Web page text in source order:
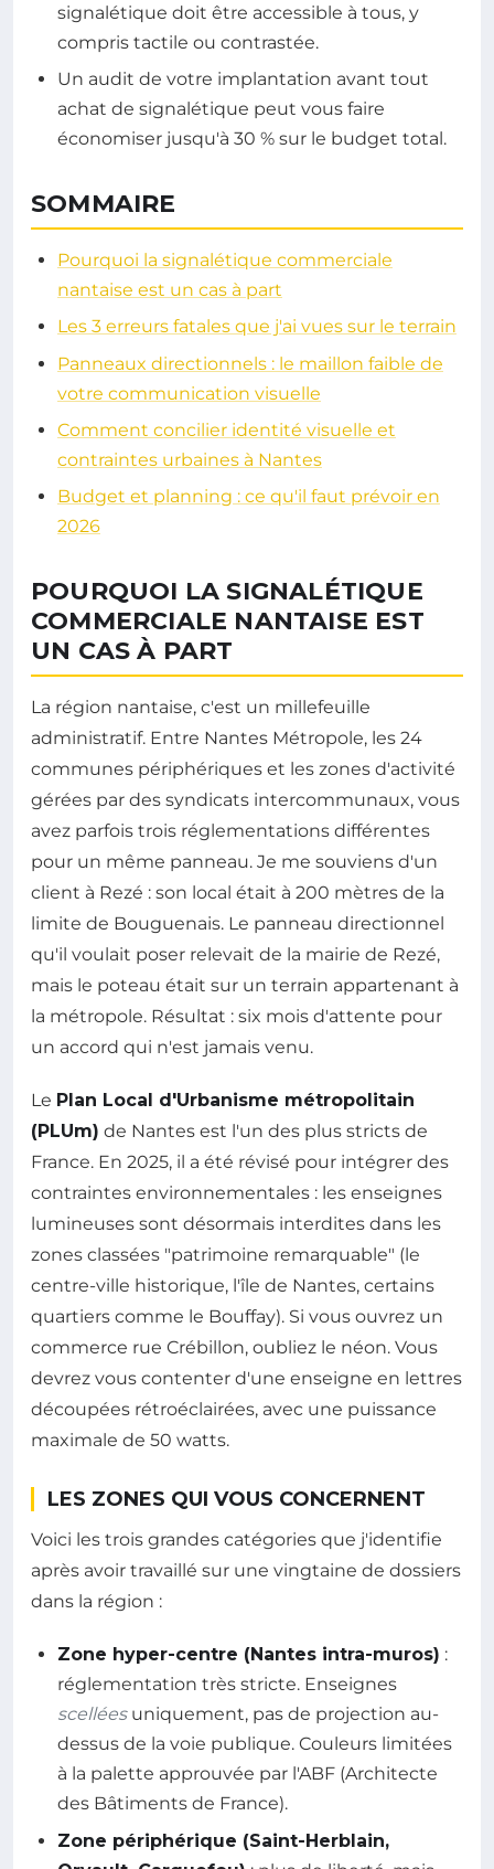
signalétique doit être accessible à tous, y
compris tactile ou contrastée.
Un audit de votre implantation avant tout
achat de signalétique peut vous faire
économiser jusqu'à 30 % sur le budget total.
SOMMAIRE
Pourquoi la signalétique commerciale
nantaise est un cas à part
Les 3 erreurs fatales que j'ai vues sur le terrain
Panneaux directionnels : le maillon faible de
votre communication visuelle
Comment concilier identité visuelle et
contraintes urbaines à Nantes
Budget et planning : ce qu'il faut prévoir en
2026
POURQUOI LA SIGNALÉTIQUE
COMMERCIALE NANTAISE EST
UN CAS À PART
La région nantaise, c'est un millefeuille
administratif. Entre Nantes Métropole, les 24
communes périphériques et les zones d'activité
gérées par des syndicats intercommunaux, vous
avez parfois trois réglementations différentes
pour un même panneau. Je me souviens d'un
client à Rezé : son local était à 200 mètres de la
limite de Bouguenais. Le panneau directionnel
qu'il voulait poser relevait de la mairie de Rezé,
mais le poteau était sur un terrain appartenant à
la métropole. Résultat : six mois d'attente pour
un accord qui n'est jamais venu.
Le Plan Local d'Urbanisme métropolitain
(PLUm) de Nantes est l'un des plus stricts de
France. En 2025, il a été révisé pour intégrer des
contraintes environnementales : les enseignes
lumineuses sont désormais interdites dans les
zones classées "patrimoine remarquable" (le
centre-ville historique, l'île de Nantes, certains
quartiers comme le Bouffay). Si vous ouvrez un
commerce rue Crébillon, oubliez le néon. Vous
devrez vous contenter d'une enseigne en lettres
découpées rétroéclairées, avec une puissance
maximale de 50 watts.
LES ZONES QUI VOUS CONCERNENT
Voici les trois grandes catégories que j'identifie
après avoir travaillé sur une vingtaine de dossiers
dans la région :
Zone hyper-centre (Nantes intra-muros) :
réglementation très stricte. Enseignes
scelléesuniquement, pas de projection au-
dessus de la voie publique. Couleurs limitées
à la palette approuvée par l'ABF (Architecte
des Bâtiments de France).
Zone périphérique (Saint-Herblain,